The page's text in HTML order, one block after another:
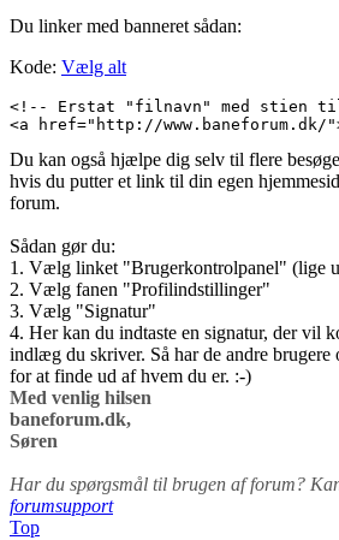
Du linker med banneret sådan:
Kode: Vælg alt
<!-- Erstat "filnavn" med stien
<a href="http://
Du kan også hjælpe dig selv til flere
hvis du putter et link til din egen
forum.
Sådan gør du:
1. Vælg linket "Brugerkontrolpanel" (lige
2. Vælg fanen "Profilindstillinger"
3. Vælg "Signatur"
4. Her kan du indtaste en signatur, der vil
indlæg du skriver. Så har de andre brugere
for at finde ud af hvem du er. :-)
Med venlig hilsen
baneforum.dk,
Søren
Har du spørgsmål til brugen af forum?
forumsupport
Top